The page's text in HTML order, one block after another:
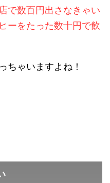
で数百円出さなきゃい
ーをたった数十円で飲
ちゃいますよね！